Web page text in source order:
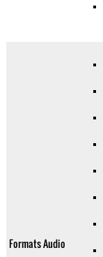
Formats Audio